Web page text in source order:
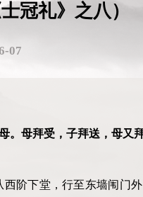
冠礼》之八）
07
。母拜受，子拜送，母又拜
阶下堂，行至东墙闱门